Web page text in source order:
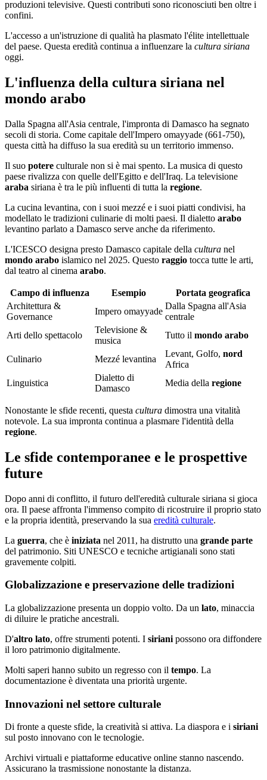
produzioni televisive. Questi contributi sono riconosciuti ben oltre i
confini.
L'accesso a un'istruzione di qualità ha plasmato l'élite intellettuale
del paese. Questa eredità continua a influenzare la cultura siriana
oggi.
L'influenza della cultura siriana nel
mondo arabo
Dalla Spagna all'Asia centrale, l'impronta di Damasco ha segnato
secoli di storia. Come capitale dell'Impero omayyade (661-750),
questa città ha diffuso la sua eredità su un territorio immenso.
Il suo potere culturale non si è mai spento. La musica di questo
paese rivalizza con quelle dell'Egitto e dell'Iraq. La televisione
araba siriana è tra le più influenti di tutta la regione.
La cucina levantina, con i suoi mezzé e i suoi piatti condivisi, ha
modellato le tradizioni culinarie di molti paesi. Il dialetto arabo
levantino parlato a Damasco serve anche da riferimento.
L'ICESCO designa presto Damasco capitale della cultura nel
mondo arabo islamico nel 2025. Questo raggio tocca tutte le arti,
dal teatro al cinema arabo.
Campo di influenza Esempio
Portata geografica
Architettura &
Governance
Impero omayyade
Dalla Spagna all'Asia
centrale
Arti dello spettacolo
Televisione &
musica
Tutto il mondo arabo
Culinario Mezzé levantina
Levant, Golfo, nord
Africa
Linguistica
Dialetto di
Damasco
Media della regione
Nonostante le sfide recenti, questa cultura dimostra una vitalità
notevole. La sua impronta continua a plasmare l'identità della
regione.
Le sfide contemporanee e le prospettive
future
Dopo anni di conflitto, il futuro dell'eredità culturale siriana si gioca
ora. Il paese affronta l'immenso compito di ricostruire il proprio stato
e la propria identità, preservando la sua eredità culturale.
La guerra, che è iniziata nel 2011, ha distrutto una grande parte
del patrimonio. Siti UNESCO e tecniche artigianali sono stati
gravemente colpiti.
Globalizzazione e preservazione delle tradizioni
La globalizzazione presenta un doppio volto. Da un lato, minaccia
di diluire le pratiche ancestrali.
D'altro lato, offre strumenti potenti. I siriani possono ora diffondere
il loro patrimonio digitalmente.
Molti saperi hanno subito un regresso con il tempo. La
documentazione è diventata una priorità urgente.
Innovazioni nel settore culturale
Di fronte a queste sfide, la creatività si attiva. La diaspora e i siriani
sul posto innovano con le tecnologie.
Archivi virtuali e piattaforme educative online stanno nascendo.
Assicurano la trasmissione nonostante la distanza.